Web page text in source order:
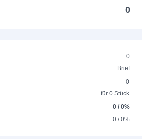
0
0
Brief
0
für 0 Stück
0 / 0%
0 / 0%